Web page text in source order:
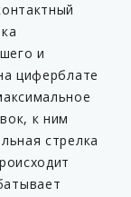
и
циферблате
к ним
стрелка